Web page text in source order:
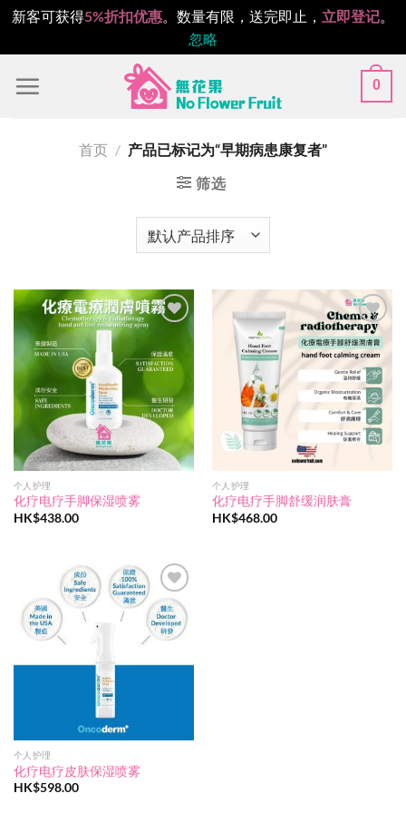
新客可获得5%折扣优惠。数量有限，送完即止， 立即登记。
忽略
0
首页 / 产品已标记为“早期病患康复者”
筛选
个人护理
化疗电疗手脚保湿喷雾
HK$438.00
Add to
wishlist
个人护理
化疗电疗手脚舒缓润肤膏
HK$468.00
Add to
wishlist
个人护理
化疗电疗皮肤保湿喷雾
HK$598.00